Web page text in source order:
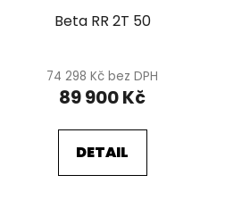
Beta RR 2T 50
74 298 Kč bez DPH
89 900 Kč
DETAIL